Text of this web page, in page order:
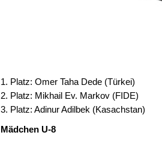
1. Platz: Omer Taha Dede (Türkei)
2. Platz: Mikhail Ev. Markov (FIDE)
3. Platz: Adinur Adilbek (Kasachstan)
Mädchen U-8